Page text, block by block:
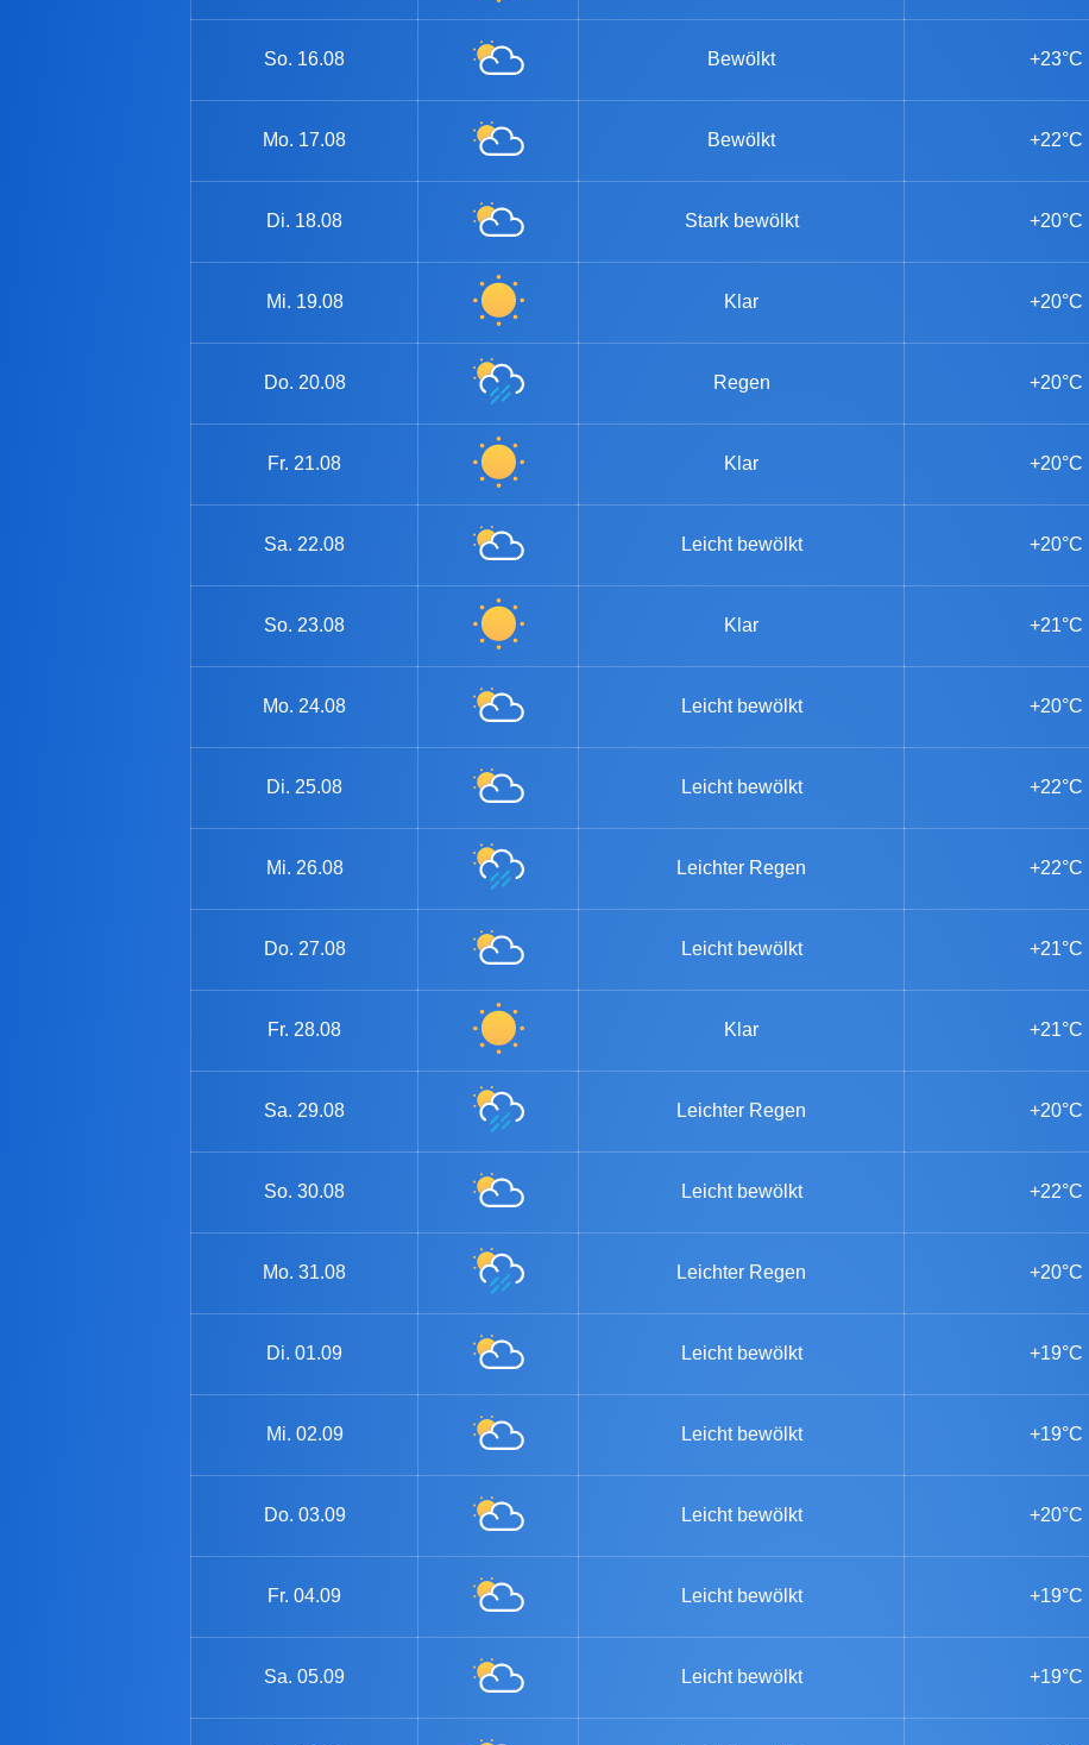
So. 16.08 Bewölkt +23°C
Mo. 17.08 Bewölkt +22°C
Di. 18.08 Stark bewölkt +20°C
Mi. 19.08 Klar +20°C
Do. 20.08 Regen +20°C
Fr. 21.08 Klar +20°C
Sa. 22.08 Leicht bewölkt +20°C
So. 23.08 Klar +21°C
Mo. 24.08 Leicht bewölkt +20°C
Di. 25.08 Leicht bewölkt +22°C
Mi. 26.08 Leichter Regen +22°C
Do. 27.08 Leicht bewölkt +21°C
Fr. 28.08 Klar +21°C
Sa. 29.08 Leichter Regen +20°C
So. 30.08 Leicht bewölkt +22°C
Mo. 31.08 Leichter Regen +20°C
Di. 01.09 Leicht bewölkt +19°C
Mi. 02.09 Leicht bewölkt +19°C
Do. 03.09 Leicht bewölkt +20°C
Fr. 04.09 Leicht bewölkt +19°C
Sa. 05.09 Leicht bewölkt +19°C